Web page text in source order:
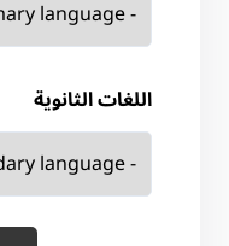
اللغات الثانوية